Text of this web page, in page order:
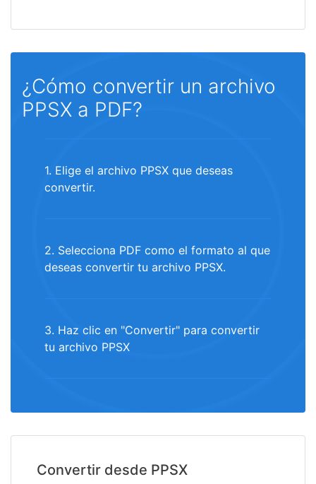
¿Cómo convertir un archivo
PPSX a PDF?
1. Elige el archivo PPSX que deseas
convertir.
2. Selecciona PDF como el formato al que
deseas convertir tu archivo PPSX.
3. Haz clic en "Convertir" para convertir
tu archivo PPSX
Convertir desde PPSX